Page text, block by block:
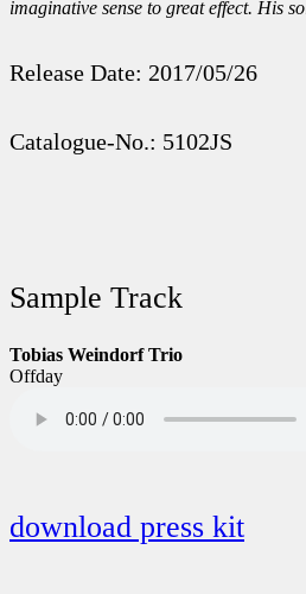
imaginative sense to great effect. His
Release Date: 2017/05/26
Catalogue-No.: 5102JS
Sample Track
Tobias Weindorf Trio
Offday
download press kit